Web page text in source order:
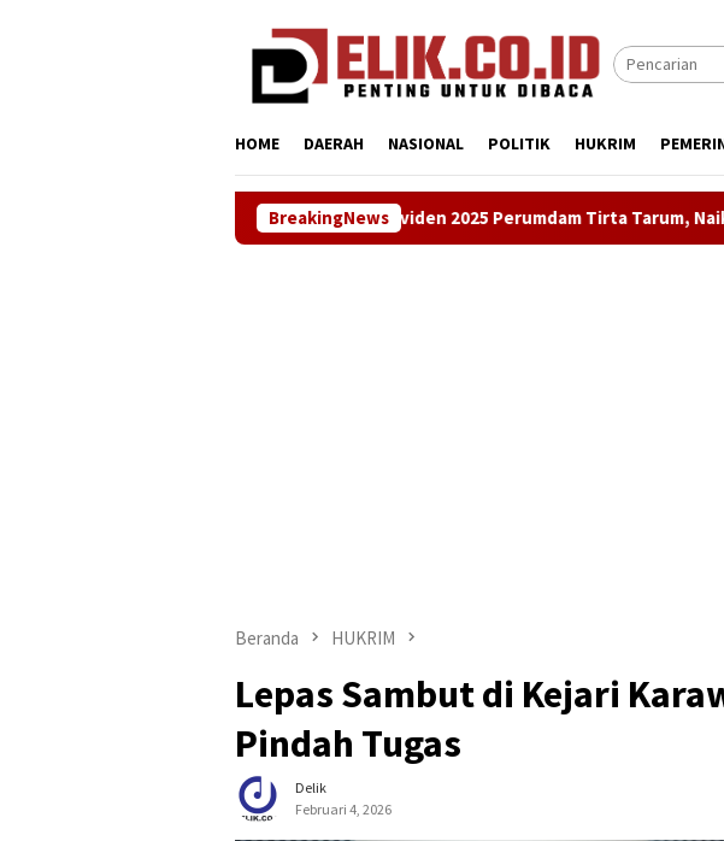
HOME DAERAH NASIONAL POLITIK HUKRIM
BreakingNews
Kenaikan Dividen 2025 Perumdam Tirta Tarum, Naik Rp3 Miliar Lebih Dibanding
Beranda HUKRIM
Lepas Sambut di Kejari
Pindah Tugas
Delik
Februari 4, 2026